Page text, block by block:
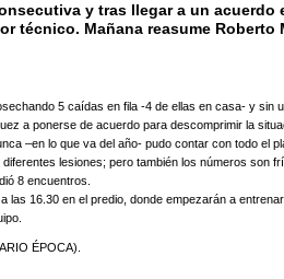
y tras llegar a un acuerdo
técnico. Mañana reasume Roberto
5 caídas en fila -4 de ellas en casa- y sin
a ponerse de acuerdo para descomprimir la
–en lo que va del año- pudo contar con todo el
lesiones; pero también los números son
8 encuentros.
las 16.30 en el predio, donde empezarán a
ÉPOCA).